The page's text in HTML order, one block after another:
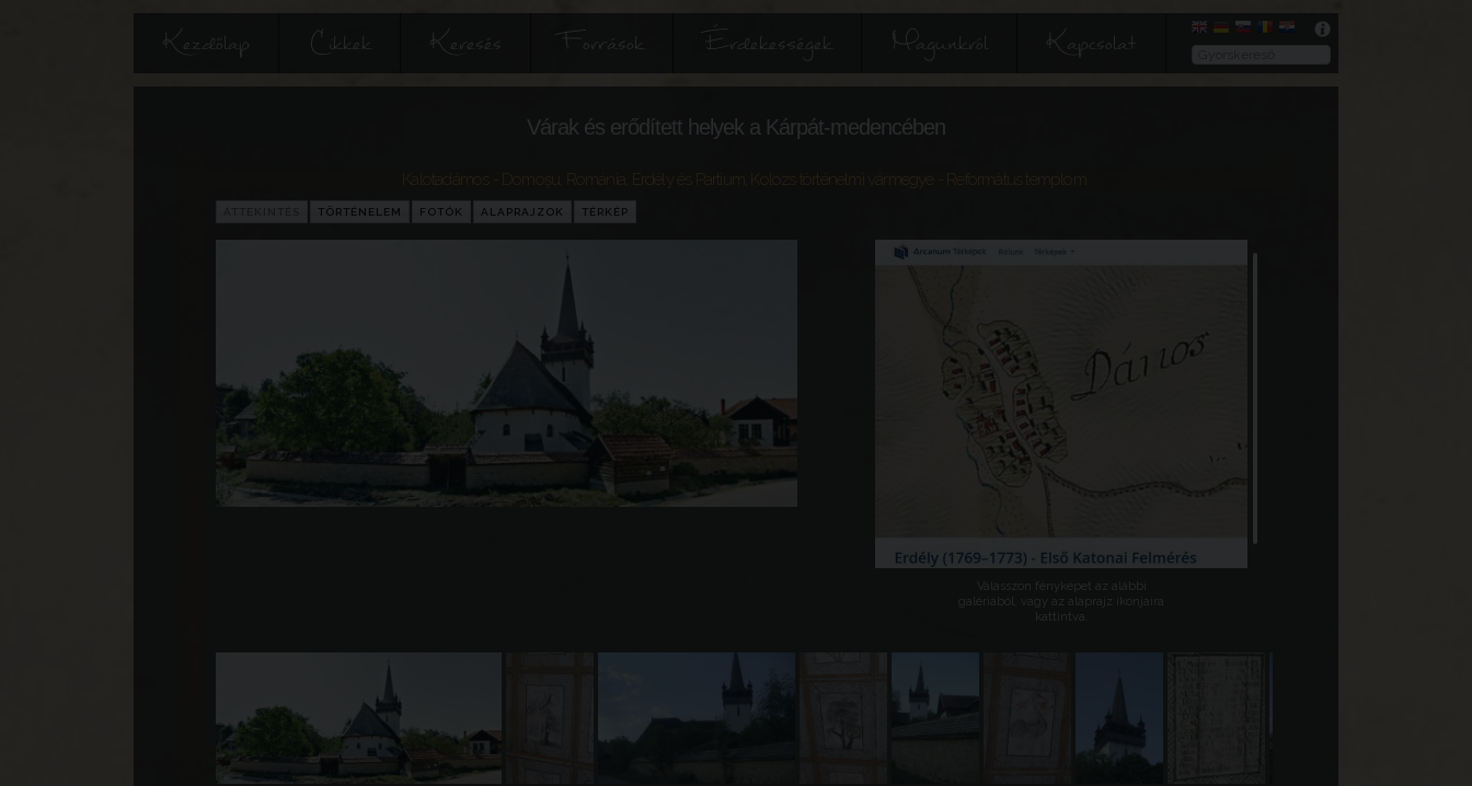
Kezdőlap Cikkek Keresés Források Érdekességek Magunkról Kapcsolat
Várak és erődített helyek a Kárpát-medencében
Kalotadámos - Domoșu Románia Erdély és Partium Kolozs történelmi vármegye - Református templom
TÖRTÉNELEM FOTÓK ALAPRAJZOK TÉRKÉP
Válasszon fényképet az alábbi
galériából, vagy az alaprajz ikonjaira
kattintva.